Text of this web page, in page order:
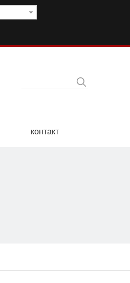
контакт